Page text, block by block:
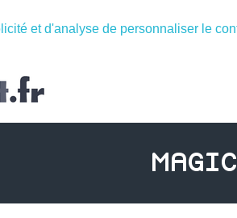
et d'analyse de personnaliser le